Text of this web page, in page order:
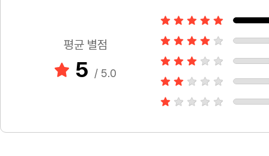
평균 별점
5 / 5.0